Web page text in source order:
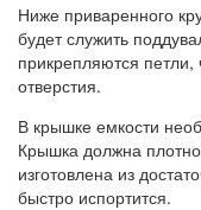
Ниже приваренного
будет служить
прикрепляются
отверстия.
В крышке емкости
Крышка должна
изготовлена из
быстро испортится.